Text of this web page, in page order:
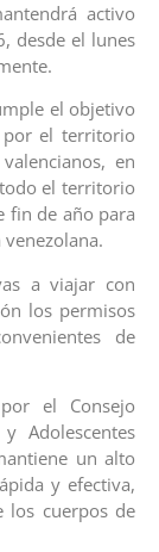
activo
desde el lunes
el objetivo
por el territorio
en
el territorio
fin de año para
a viajar con
los permisos
de
el Consejo
Adolescentes
un alto
y efectiva,
los cuerpos de